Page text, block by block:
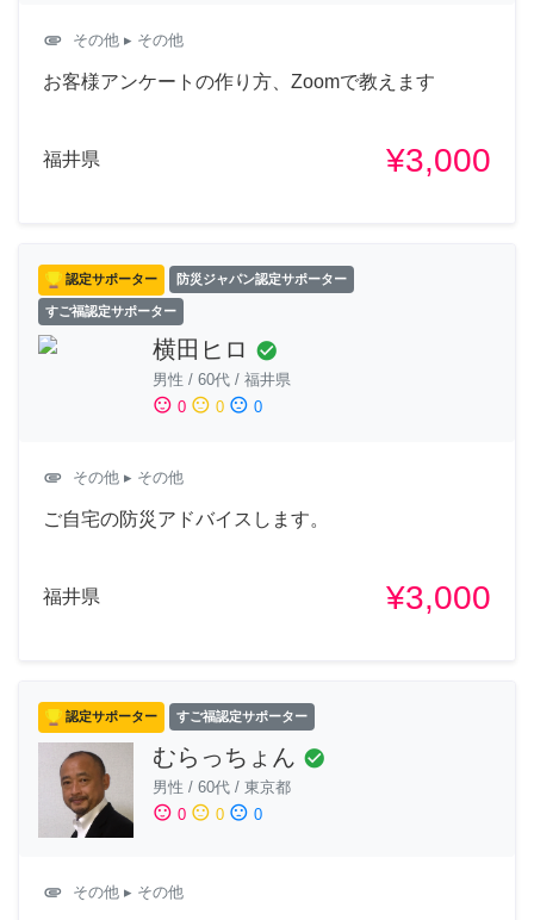
attachment その他 ▸ その他
お客様アンケートの作り方、Zoomで教えます
福井県 ¥3,000
認定サポーター 防災ジャパン認定サポーター
すご福認定サポーター
横田ヒロ check_circle
男性 / 60代 / 福井県
sentiment_satisfied 0 sentiment_neutral 0 sentiment_dissatisfied 0
attachment その他 ▸ その他
ご自宅の防災アドバイスします。
福井県 ¥3,000
認定サポーター すご福認定サポーター
むらっちょん check_circle
男性 / 60代 / 東京都
sentiment_satisfied 0 sentiment_neutral 0 sentiment_dissatisfied 0
attachment その他 ▸ その他